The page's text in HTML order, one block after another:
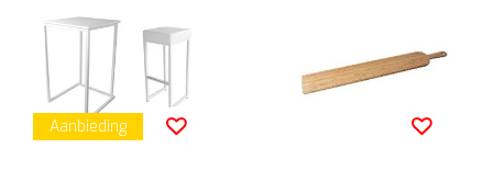
Aanbieding